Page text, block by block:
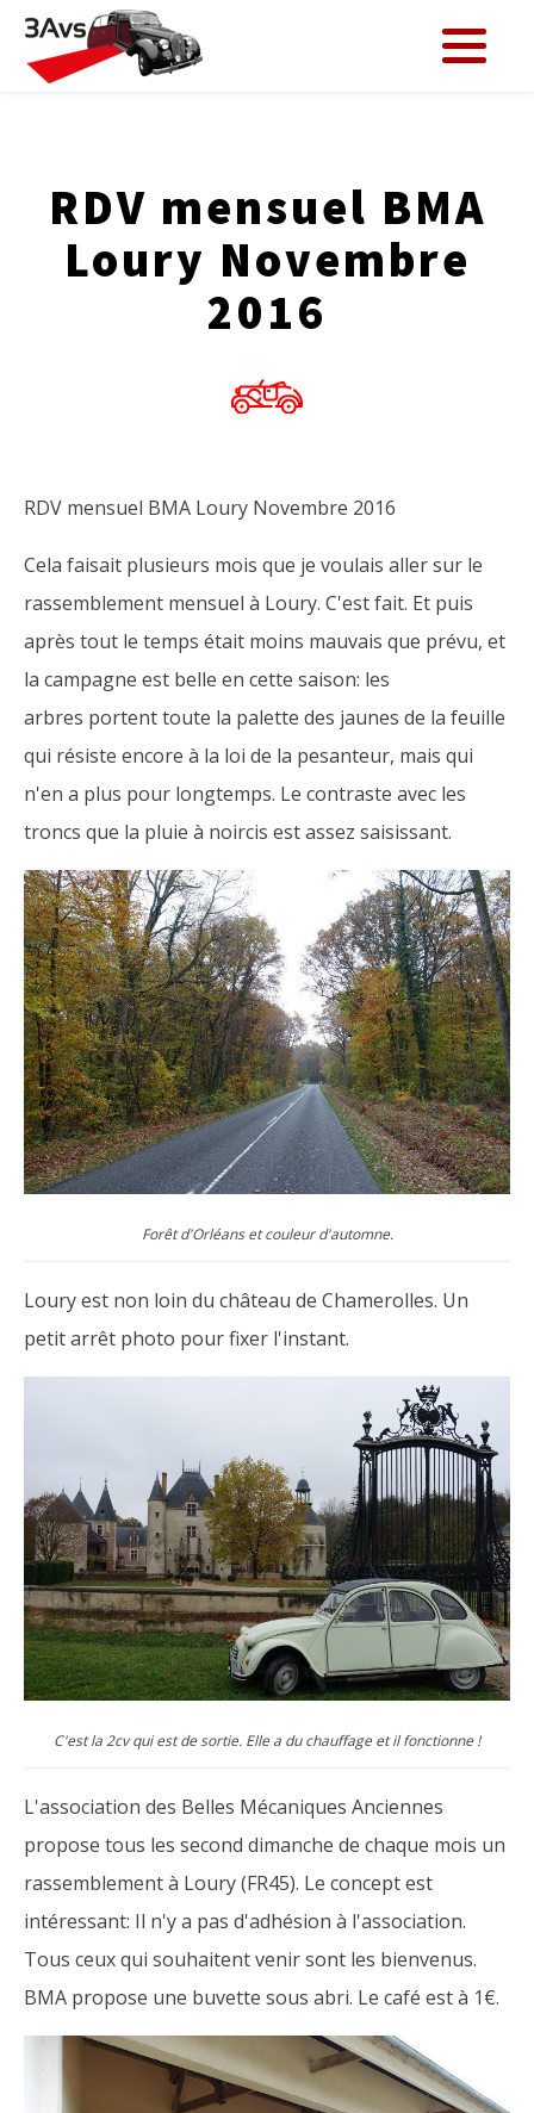
RDV mensuel BMA
Loury Novembre
2016
RDV mensuel BMA Loury Novembre 2016
Cela faisait plusieurs mois que je voulais aller sur le
rassemblement mensuel à Loury. C'est fait. Et puis
après tout le temps était moins mauvais que prévu, et
la campagne est belle en cette saison: les
arbres portent toute la palette des jaunes de la feuille
qui résiste encore à la loi de la pesanteur, mais qui
n'en a plus pour longtemps. Le contraste avec les
troncs que la pluie à noircis est assez saisissant.
Forêt d'Orléans et couleur d'automne.
Loury est non loin du château de Chamerolles. Un
petit arrêt photo pour fixer l'instant.
C'est la 2cv qui est de sortie. Elle a du chauffage et il fonctionne !
L'association des Belles Mécaniques Anciennes
propose tous les second dimanche de chaque mois un
rassemblement à Loury (FR45). Le concept est
intéressant: Il n'y a pas d'adhésion à l'association.
Tous ceux qui souhaitent venir sont les bienvenus.
BMA propose une buvette sous abri. Le café est à 1€.